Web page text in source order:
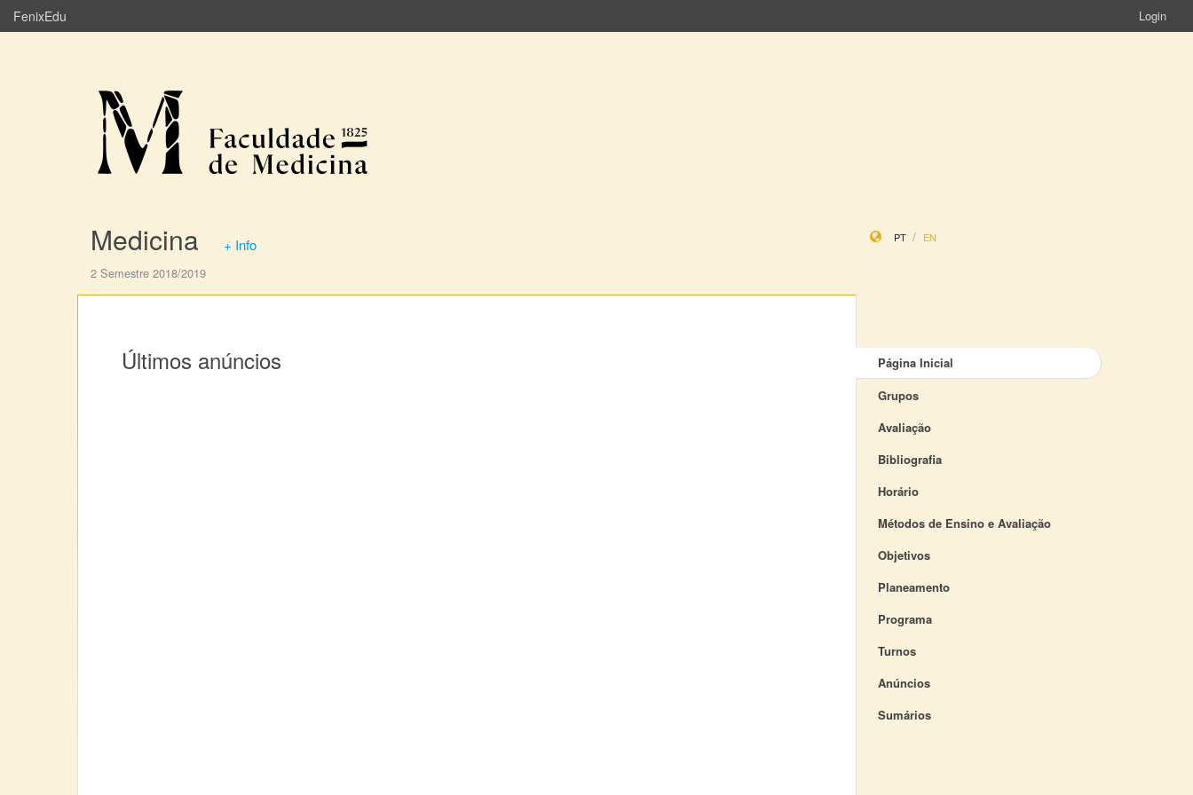
FenixEdu Login
Medicina + Info
2 Semestre 2018/2019
PT EN
Últimos anúncios
Página Inicial
Grupos
Avaliação
Bibliografia
Horário
Métodos de Ensino e Avaliação
Objetivos
Planeamento
Programa
Turnos
Anúncios
Sumários